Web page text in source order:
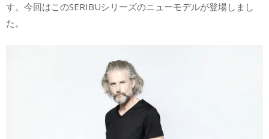
す。今回はこのSERIBUシリーズのニューモデルが登場しまし
た。